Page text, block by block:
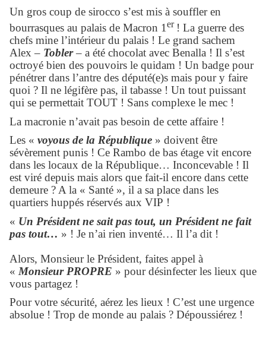
Un gros coup de sirocco s’est mis à souffler en
bourrasques au palais de Macron 1 er ! La guerre des
chefs mine l’intérieur du palais ! Le grand sachem
Alex – Tobler– a été chocolat avec Benalla ! Il s’est
octroyé bien des pouvoirs le quidam ! Un badge pour
pénétrer dans l’antre des député(e)s mais pour y faire
quoi ? Il ne légifère pas, il tabasse ! Un tout puissant
qui se permettait TOUT ! Sans complexe le mec !
La macronie n’avait pas besoin de cette affaire !
Les « voyous de la République » doivent être
sévèrement punis ! Ce Rambo de bas étage vit encore
dans les locaux de la République… Inconcevable ! Il
est viré depuis mais alors que fait-il encore dans cette
demeure ? A la « Santé », il a sa place dans les
quartiers huppés réservés aux VIP !
« Un Président ne sait pas tout, un Président ne fait
pas tout… » ! Je n’ai rien inventé… Il l’a dit !
Alors, Monsieur le Président, faites appel à
« Monsieur PROPRE » pour désinfecter les lieux que
vous partagez !
Pour votre sécurité, aérez les lieux ! C’est une urgence
absolue ! Trop de monde au palais ? Dépoussiérez !